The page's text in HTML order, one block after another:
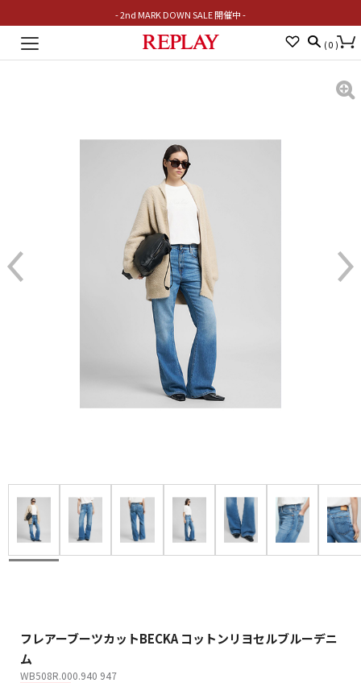
- 2nd MARK DOWN SALE 開催中 -
Toggle
( 0 )
フレアーブーツカットBECKA コットンリヨセルブルーデニ
ム
WB508R.000.940 947